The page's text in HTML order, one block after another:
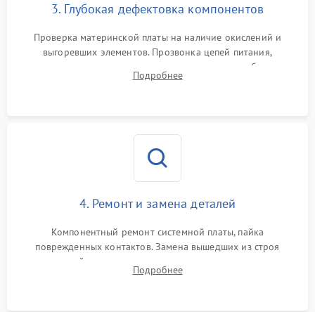
3. Глубокая дефектовка компонентов
Проверка материнской платы на наличие окислений и
выгоревших элементов. Прозвонка цепей питания,
тестирование приводных моторов колес и турбины
всасывания. Оценка состояния оптических и инфракрасных
Подробнее
4. Ремонт и замена деталей
Компонентный ремонт системной платы, пайка
поврежденных контактов. Замена вышедших из строя
двигателей, изношенного аккумулятора, неисправного
лидара или помпы подачи воды. Восстановление шлейфов и
Подробнее